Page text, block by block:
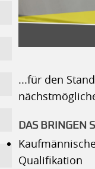
...für den
DAS BRINGEN
Qualifikation